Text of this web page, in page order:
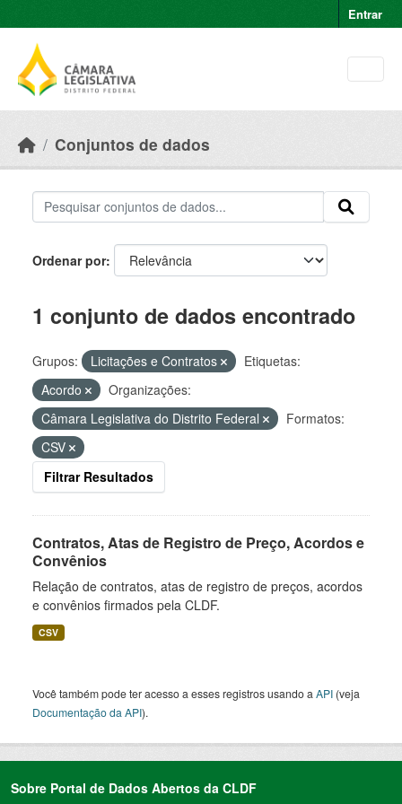
Entrar
Conjuntos de dados
Ordenar por
1 conjunto de dados encontrado
Grupos: Licitações e Contratos
Etiquetas:
Acordo
Organizações:
Câmara Legislativa do Distrito Federal
Formatos:
CSV
Filtrar Resultados
Contratos, Atas de Registro de Preço, Acordos e
Convênios
Relação de contratos, atas de registro de preços, acordos
e convênios firmados pela CLDF.
CSV
Você também pode ter acesso a esses registros usando a API (veja
Documentação da API).
Sobre Portal de Dados Abertos da CLDF